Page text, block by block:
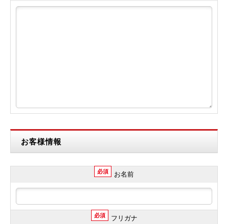
お客様情報
必須 お名前
必須 フリガナ